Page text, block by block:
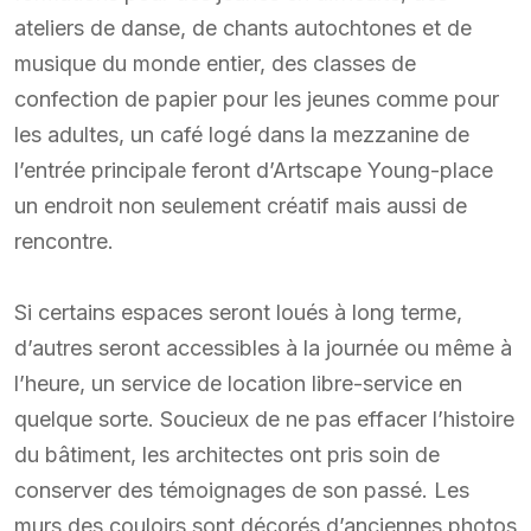
ateliers de danse, de chants autochtones et de
musique du monde entier, des classes de
confection de papier pour les jeunes comme pour
les adultes, un café logé dans la mezzanine de
l’entrée principale feront d’Artscape Young-place
un endroit non seulement créatif mais aussi de
rencontre.
Si certains espaces seront loués à long terme,
d’autres seront accessibles à la journée ou même à
l’heure, un service de location libre-service en
quelque sorte. Soucieux de ne pas effacer l’histoire
du bâtiment, les architectes ont pris soin de
conserver des témoignages de son passé. Les
murs des couloirs sont décorés d’anciennes photos